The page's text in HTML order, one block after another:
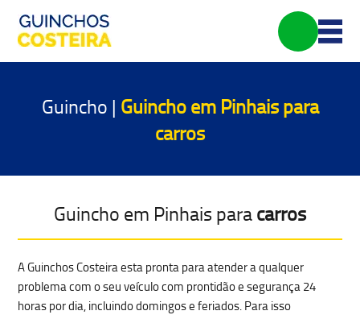
Guincho | Guincho em Pinhais para
carros
Guincho em Pinhais paracarros
A Guinchos Costeira esta pronta para atender a qualquer
problema com o seu veículo com prontidão e segurança 24
horas por dia, incluindo domingos e feriados. Para isso